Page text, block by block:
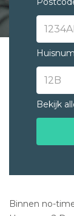
Bekijk
Binnen no-